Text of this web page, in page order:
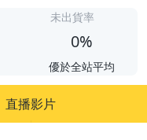
未出貨率
0%
優於全站平均
直播影片